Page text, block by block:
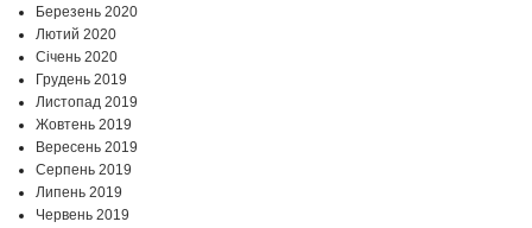
Березень 2020
Лютий 2020
Січень 2020
Грудень 2019
Листопад 2019
Жовтень 2019
Вересень 2019
Серпень 2019
Липень 2019
Червень 2019